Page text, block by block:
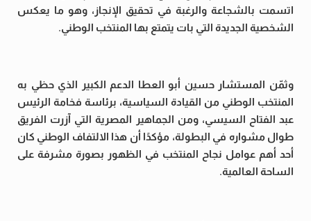
اتسمت بالشجاعة والرغبة في تحقيق الإنجاز، وهو ما يعكس
الشخصية الجديدة التي بات يتمتع بها المنتخب الوطني.
وثمّن المستشار حسين أبو العطا الدعم الكبير الذي حظي به
المنتخب الوطني من القيادة السياسية، برئاسة فخامة الرئيس
عبد الفتاح السيسي، ومن الجماهير المصرية التي آزرت الفريق
طوال مشواره في البطولة، مؤكدًا أن هذا الالتفاف الوطني كان
أحد أهم عوامل نجاح المنتخب في الظهور بصورة مشرفة على
الساحة العالمية.